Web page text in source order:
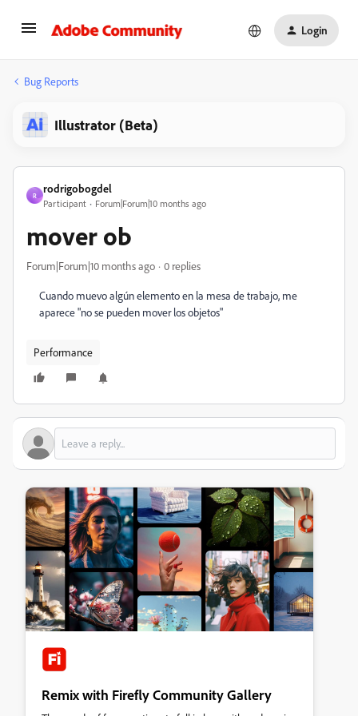
Login
Bug Reports
Illustrator (Beta)
R
rodrigobogdel
Participant Forum|Forum|10 months ago
mover ob
Forum|Forum|10 months ago 0 replies
Cuando muevo algún elemento en la mesa de trabajo, me
aparece "no se pueden mover los objetos"
Performance
Remix with Firefly Community Gallery